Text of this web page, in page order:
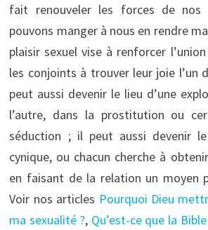
fait renouveler les forces de nos
pouvons manger à nous en rendre
plaisir sexuel vise à renforcer
les conjoints à trouver leur joie l’un
peut aussi devenir le lieu d’une
l’autre, dans la prostitution ou
séduction ; il peut aussi devenir
cynique, ou chacun cherche à
en faisant de la relation un moyen
Voir nos articles Pourquoi Dieu
ma sexualité ?, Qu’est-ce que la